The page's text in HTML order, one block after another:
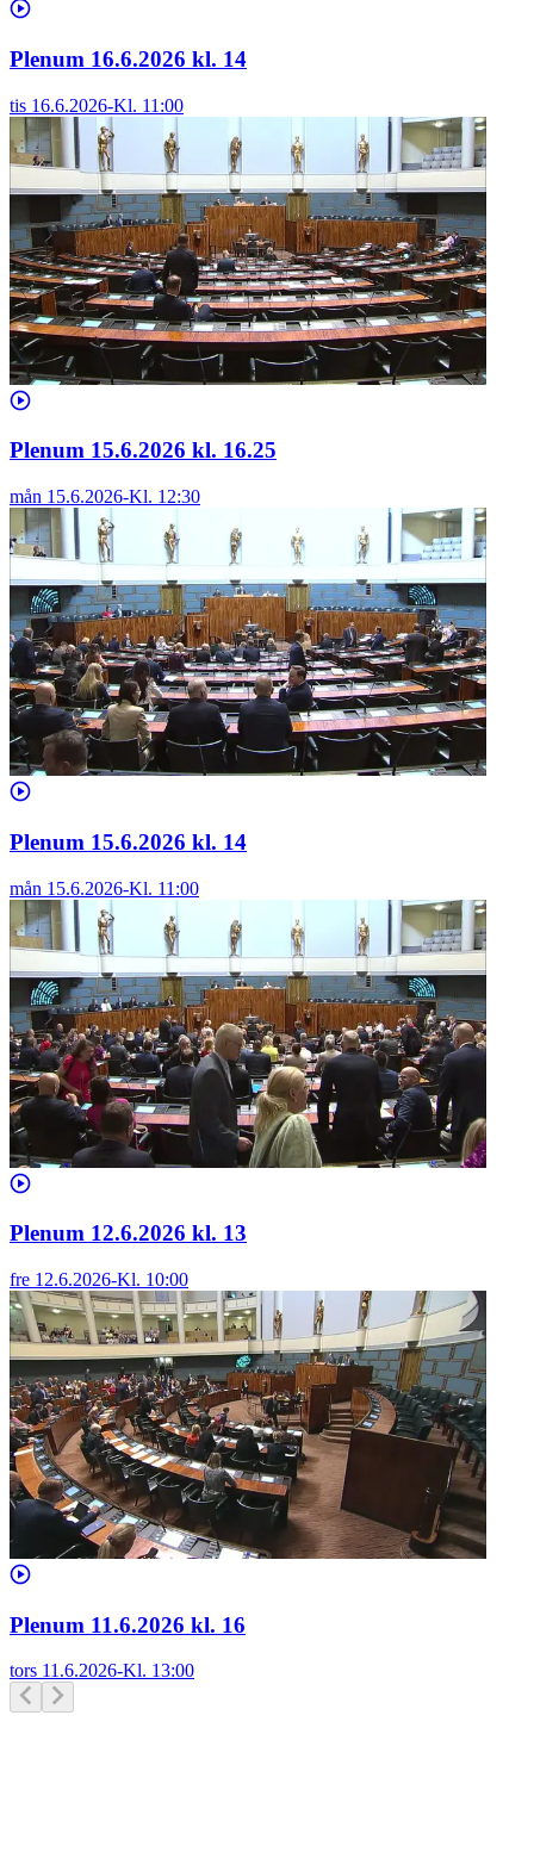
Plenum 16.6.2026 kl. 14
tis 16.6.2026-Kl. 11:00
Plenum 15.6.2026 kl. 16.25
mån 15.6.2026-Kl. 12:30
Plenum 15.6.2026 kl. 14
mån 15.6.2026-Kl. 11:00
Plenum 12.6.2026 kl. 13
fre 12.6.2026-Kl. 10:00
Plenum 11.6.2026 kl. 16
tors 11.6.2026-Kl. 13:00